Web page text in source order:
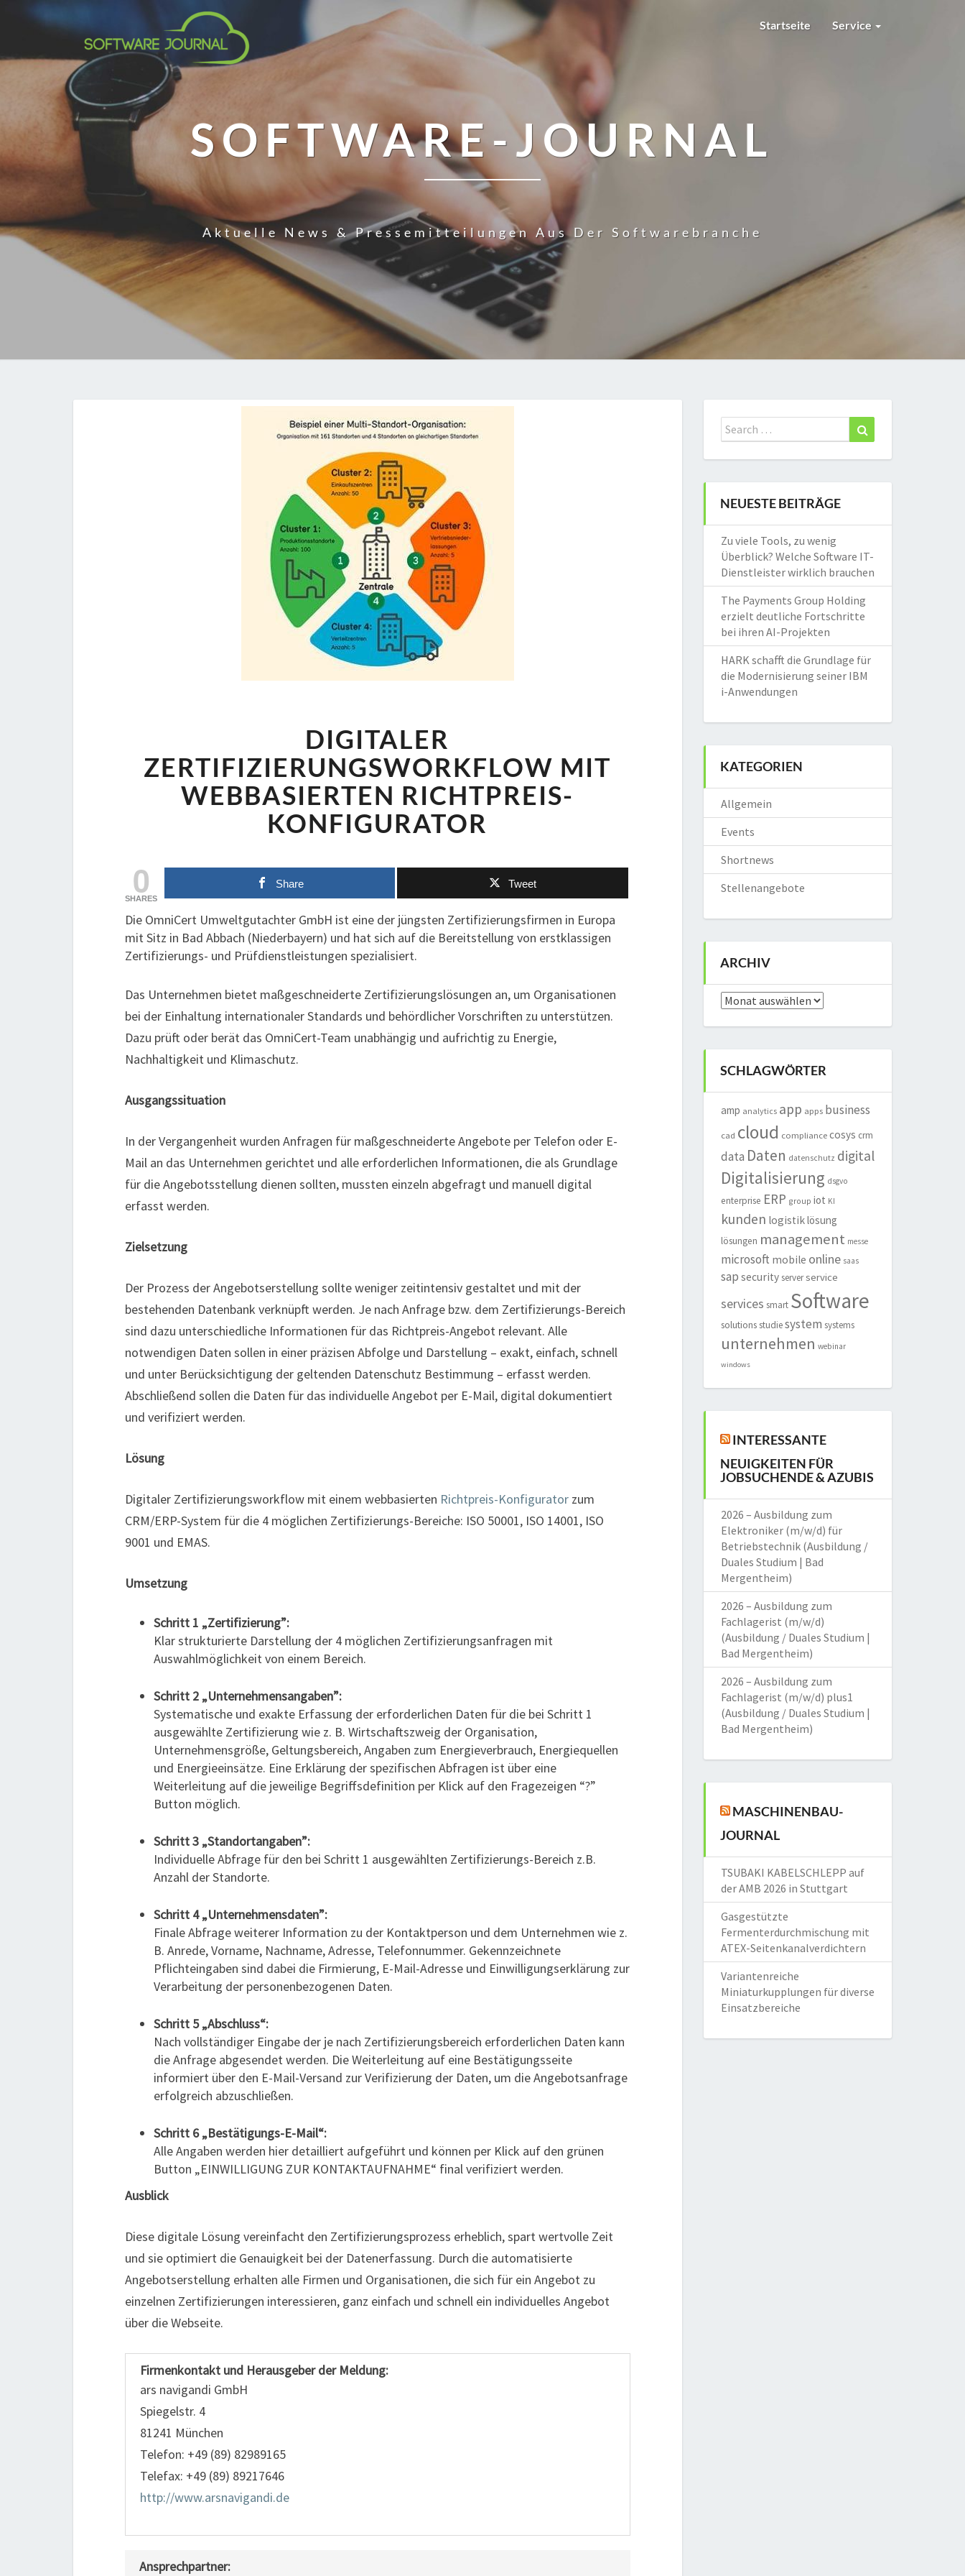
Startseite Service
SOFTWARE-JOURNAL
Aktuelle News & Pressemitteilungen Aus Der Softwarebranche
ZERTIFIZIERUNGSWORKFLOW
MIT
WEBBASIERTEN
RICHTPREIS-
KONFIGURATOR
DIGITALER
ZERTIFIZIERUNGSWORKFLOW MIT
WEBBASIERTEN RICHTPREIS-
KONFIGURATOR
0
SHARES
Share Tweet
Die OmniCert Umweltgutachter GmbH ist eine der jüngsten Zertifizierungsfirmen in Europa
mit Sitz in Bad Abbach (Niederbayern) und hat sich auf die Bereitstellung von erstklassigen
Zertifizierungs- und Prüfdienstleistungen spezialisiert.
Das Unternehmen bietet maßgeschneiderte Zertifizierungslösungen an, um Organisationen
bei der Einhaltung internationaler Standards und behördlicher Vorschriften zu unterstützen.
Dazu prüft oder berät das OmniCert-Team unabhängig und aufrichtig zu Energie,
Nachhaltigkeit und Klimaschutz.
Ausgangssituation
In der Vergangenheit wurden Anfragen für maßgeschneiderte Angebote per Telefon oder E-
Mail an das Unternehmen gerichtet und alle erforderlichen Informationen, die als Grundlage
für die Angebotsstellung dienen sollten, mussten einzeln abgefragt und manuell digital
erfasst werden.
Zielsetzung
Der Prozess der Angebotserstellung sollte weniger zeitintensiv gestaltet und mit der
bestehenden Datenbank verknüpft werden. Je nach Anfrage bzw. dem Zertifizierungs-Bereich
sind dazu unterschiedliche Informationen für das Richtpreis-Angebot relevant. Alle
notwendigen Daten sollen in einer präzisen Abfolge und Darstellung – exakt, einfach, schnell
und unter Berücksichtigung der geltenden Datenschutz Bestimmung – erfasst werden.
Abschließend sollen die Daten für das individuelle Angebot per E-Mail, digital dokumentiert
und verifiziert werden.
Lösung
Digitaler Zertifizierungsworkflow mit einem webbasierten Richtpreis-Konfigurator zum
CRM/ERP-System für die 4 möglichen Zertifizierungs-Bereiche: ISO 50001, ISO 14001, ISO
9001 und EMAS.
Umsetzung
Schritt 1 „Zertifizierung”:
Klar strukturierte Darstellung der 4 möglichen Zertifizierungsanfragen mit
Auswahlmöglichkeit von einem Bereich.
Schritt 2 „Unternehmensangaben”:
Systematische und exakte Erfassung der erforderlichen Daten für die bei Schritt 1
ausgewählte Zertifizierung wie z. B. Wirtschaftszweig der Organisation,
Unternehmensgröße, Geltungsbereich, Angaben zum Energieverbrauch, Energiequellen
und Energieeinsätze. Eine Erklärung der spezifischen Abfragen ist über eine
Weiterleitung auf die jeweilige Begriffsdefinition per Klick auf den Fragezeigen “?”
Button möglich.
Schritt 3 „Standortangaben”:
Individuelle Abfrage für den bei Schritt 1 ausgewählten Zertifizierungs-Bereich z.B.
Anzahl der Standorte.
Schritt 4 „Unternehmensdaten”:
Finale Abfrage weiterer Information zu der Kontaktperson und dem Unternehmen wie z.
B. Anrede, Vorname, Nachname, Adresse, Telefonnummer. Gekennzeichnete
Pflichteingaben sind dabei die Firmierung, E-Mail-Adresse und Einwilligungserklärung zur
Verarbeitung der personenbezogenen Daten.
Schritt 5 „Abschluss“:
Nach vollständiger Eingabe der je nach Zertifizierungsbereich erforderlichen Daten kann
die Anfrage abgesendet werden. Die Weiterleitung auf eine Bestätigungsseite
informiert über den E-Mail-Versand zur Verifizierung der Daten, um die Angebotsanfrage
erfolgreich abzuschließen.
Schritt 6 „Bestätigungs-E-Mail“:
Alle Angaben werden hier detailliert aufgeführt und können per Klick auf den grünen
Button „EINWILLIGUNG ZUR KONTAKTAUFNAHME“ final verifiziert werden.
Ausblick
Diese digitale Lösung vereinfacht den Zertifizierungsprozess erheblich, spart wertvolle Zeit
und sie optimiert die Genauigkeit bei der Datenerfassung. Durch die automatisierte
Angebotserstellung erhalten alle Firmen und Organisationen, die sich für ein Angebot zu
einzelnen Zertifizierungen interessieren, ganz einfach und schnell ein individuelles Angebot
über die Webseite.
Firmenkontakt und Herausgeber der Meldung:
ars navigandi GmbH
Spiegelstr. 4
81241 München
Telefon: +49 (89) 82989165
Telefax: +49 (89) 89217646
http://www.arsnavigandi.de
Ansprechpartner:
Search
for:
NEUESTE BEITRÄGE
Zu viele Tools, zu wenig
Überblick? Welche Software IT-
Dienstleister wirklich brauchen
The Payments Group Holding
erzielt deutliche Fortschritte
bei ihren AI-Projekten
HARK schafft die Grundlage für
die Modernisierung seiner IBM
i-Anwendungen
KATEGORIEN
Allgemein
Events
Shortnews
Stellenangebote
ARCHIV
Archiv
SCHLAGWÖRTER
amp analytics app apps business
cad cloud compliance cosys crm
data Daten datenschutz digital
Digitalisierung dsgvo
enterprise ERP group iot KI
kunden logistiklösung
lösungen management messe
microsoft mobile online saas
sap security server service
services smart Software
solutions studie system systems
unternehmen webinar
windows
INTERESSANTE
NEUIGKEITEN FÜR
JOBSUCHENDE & AZUBIS
2026 – Ausbildung zum
Elektroniker (m/w/d) für
Betriebstechnik (Ausbildung /
Duales Studium | Bad
Mergentheim)
2026 – Ausbildung zum
Fachlagerist (m/w/d)
(Ausbildung / Duales Studium |
Bad Mergentheim)
2026 – Ausbildung zum
Fachlagerist (m/w/d) plus1
(Ausbildung / Duales Studium |
Bad Mergentheim)
MASCHINENBAU-
JOURNAL
TSUBAKI KABELSCHLEPP auf
der AMB 2026 in Stuttgart
Gasgestützte
Fermenterdurchmischung mit
ATEX-Seitenkanalverdichtern
Variantenreiche
Miniaturkupplungen für diverse
Einsatzbereiche